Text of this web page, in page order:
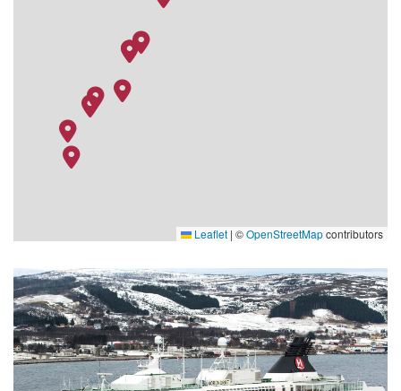
Leaflet | ©OpenStreetMapcontributors
Bakery